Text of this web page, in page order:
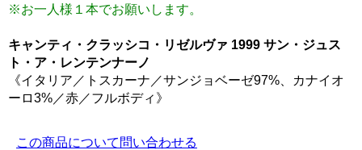
※お一人様１本でお願いします。
キャンティ・クラッシコ・リゼルヴァ 1999 サン・ジュス
ト・ア・レンテンナーノ
《イタリア／トスカーナ／サンジョベーゼ97%、カナイオ
ーロ3%／赤／フルボディ》
この商品について問い合わせる